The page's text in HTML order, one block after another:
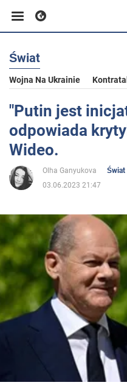
Biznes
Sport
Rozrywka
Życie
Polityka
Społeczeństwo
Wojna na Ukrainie
Jedzenie
Świat
Wojna Na Ukrainie
"Putin jest
odpowiada
Wideo.
Olha Ganyukova
Świat
03.06.2023 21:47